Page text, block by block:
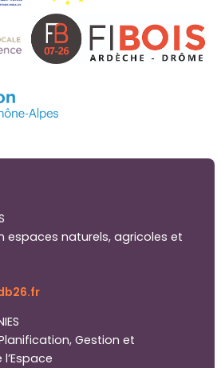
espaces naturels, agricoles et
Gestion et